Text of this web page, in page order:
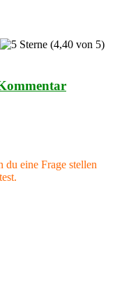
(4,40 von 5)
du eine Frage stellen